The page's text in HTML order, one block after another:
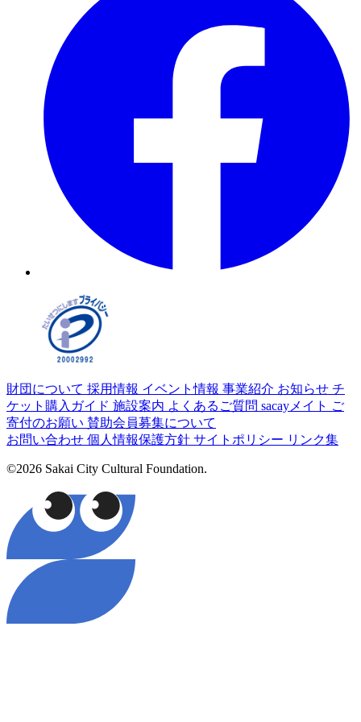
財団について 採用情報 イベント情報 事業紹介 お知らせ チ
ケット購入ガイド 施設案内 よくあるご質問 sacayメイト ご
寄付のお願い 賛助会員募集について
お問い合わせ 個人情報保護方針 サイトポリシー リンク集
©2026 Sakai City Cultural Foundation.